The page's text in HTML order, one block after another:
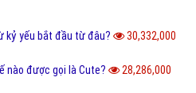
kỷ yếu bắt đầu từ đâu? 30,332,000
nào được gọi là Cute? 28,286,000